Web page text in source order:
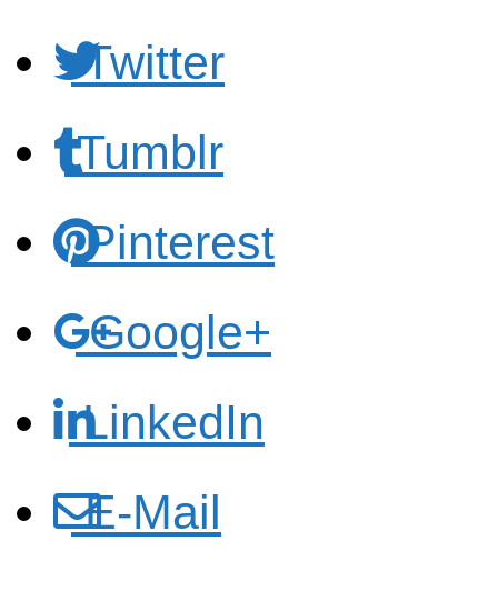
Twitter
Tumblr
Pinterest
Google+
LinkedIn
E-Mail